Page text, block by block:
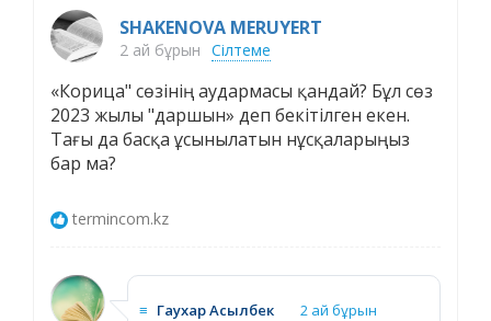
SHAKENOVA MERUYERT
2 ай бұрын Сілтеме
«Корица" сөзінің аудармасы қандай? Бұл сөз
2023 жылы "даршын» деп бекітілген екен.
Тағы да басқа ұсынылатын нұсқаларыңыз
бар ма?
termincom.kz
≡ Гаухар Асылбек 2 ай бұрын